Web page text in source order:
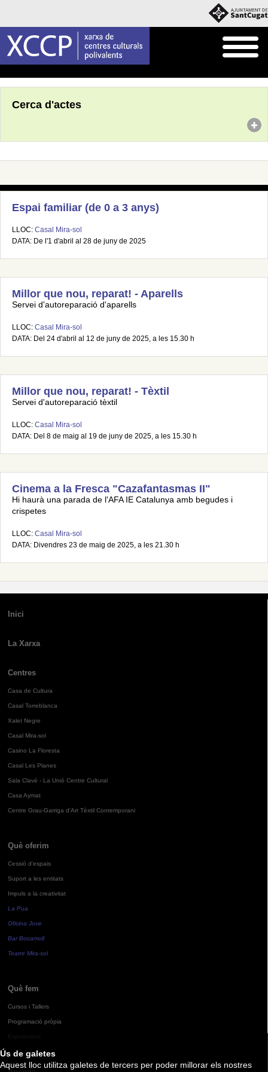
Ús de galetes
Aquest lloc utilitza galetes de tercers per poder millorar els nostres
Cerca d'actes
Espai familiar (de 0 a 3 anys)
LLOC: Casal Mira-sol
DATA: De l'1 d'abril al 28 de juny de 2025
Millor que nou, reparat! - Aparells
Servei d'autoreparació d'aparells
LLOC: Casal Mira-sol
DATA: Del 24 d'abril al 12 de juny de 2025, a les 15.30 h
Millor que nou, reparat! - Tèxtil
Servei d'autoreparació tèxtil
LLOC: Casal Mira-sol
DATA: Del 8 de maig al 19 de juny de 2025, a les 15.30 h
Cinema a la Fresca "Cazafantasmas II"
Hi haurà una parada de l'AFA IE Catalunya amb begudes i
crispetes
LLOC: Casal Mira-sol
DATA: Divendres 23 de maig de 2025, a les 21.30 h
Inici
La Xarxa
Centres
Casa de Cultura
Casal Torreblanca
Xalet Negre
Casal Mira-sol
Casino La Floresta
Casal Les Planes
Sala Clavé - La Unió Centre Cultural
Casa Aymat
Centre Grau-Garriga d'Art Tèxtil Contemporani
Què oferim
Cessió d'espais
Suport a les entitats
Impuls a la creativitat
La Pua
Oficina Jove
Bar Bocamoll
Teatre Mira-sol
Què fem
Cursos i Tallers
Programació pròpia